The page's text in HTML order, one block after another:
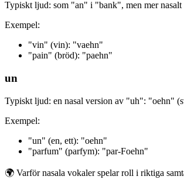
Typiskt ljud: som "an" i "bank", men mer
Exempel:
"vin" (vin): "vaehn"
"pain" (bröd): "paehn"
un
Typiskt ljud: en nasal version av "uh": "oehn"
Exempel:
"un" (en, ett): "oehn"
"parfum" (parfym): "par-Foehn"
🌍 Varför nasala vokaler spelar roll i riktiga